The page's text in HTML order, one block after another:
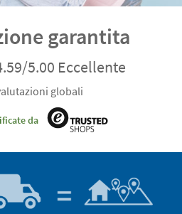
garantita
5.00 Eccellente
globali
da